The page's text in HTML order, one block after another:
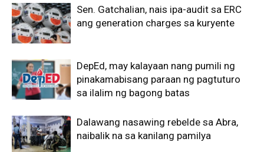
Sen. Gatchalian, nais ipa-audit sa ERC
ang generation charges sa kuryente
DepEd, may kalayaan nang pumili ng
pinakamabisang paraan ng pagtuturo
sa ilalim ng bagong batas
Dalawang nasawing rebelde sa Abra,
naibalik na sa kanilang pamilya